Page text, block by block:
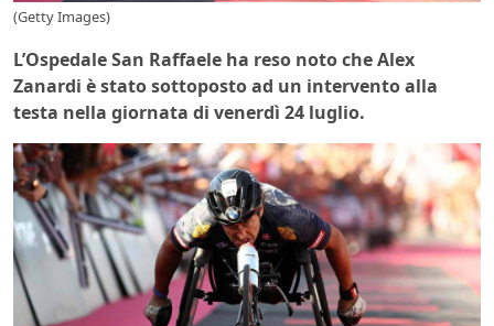
(Getty Images)
L’Ospedale San Raffaele ha reso noto che Alex
Zanardi è stato sottoposto ad un intervento alla
testa nella giornata di venerdì 24 luglio.